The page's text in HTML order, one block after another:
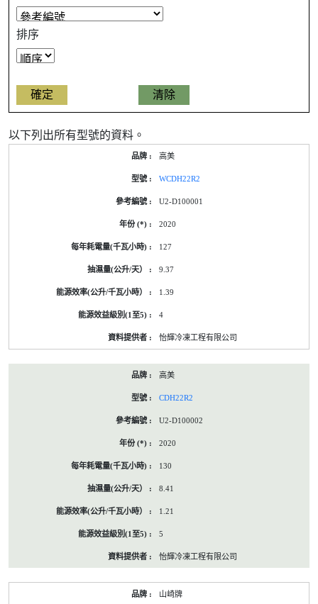
排序
以下列出所有型號的資料。
高美
WCDH22R2
U2-D100001
2020
127
9.37
1.39
4
怡輝冷凍工程有限公司
高美
CDH22R2
U2-D100002
2020
130
8.41
1.21
5
怡輝冷凍工程有限公司
山崎牌